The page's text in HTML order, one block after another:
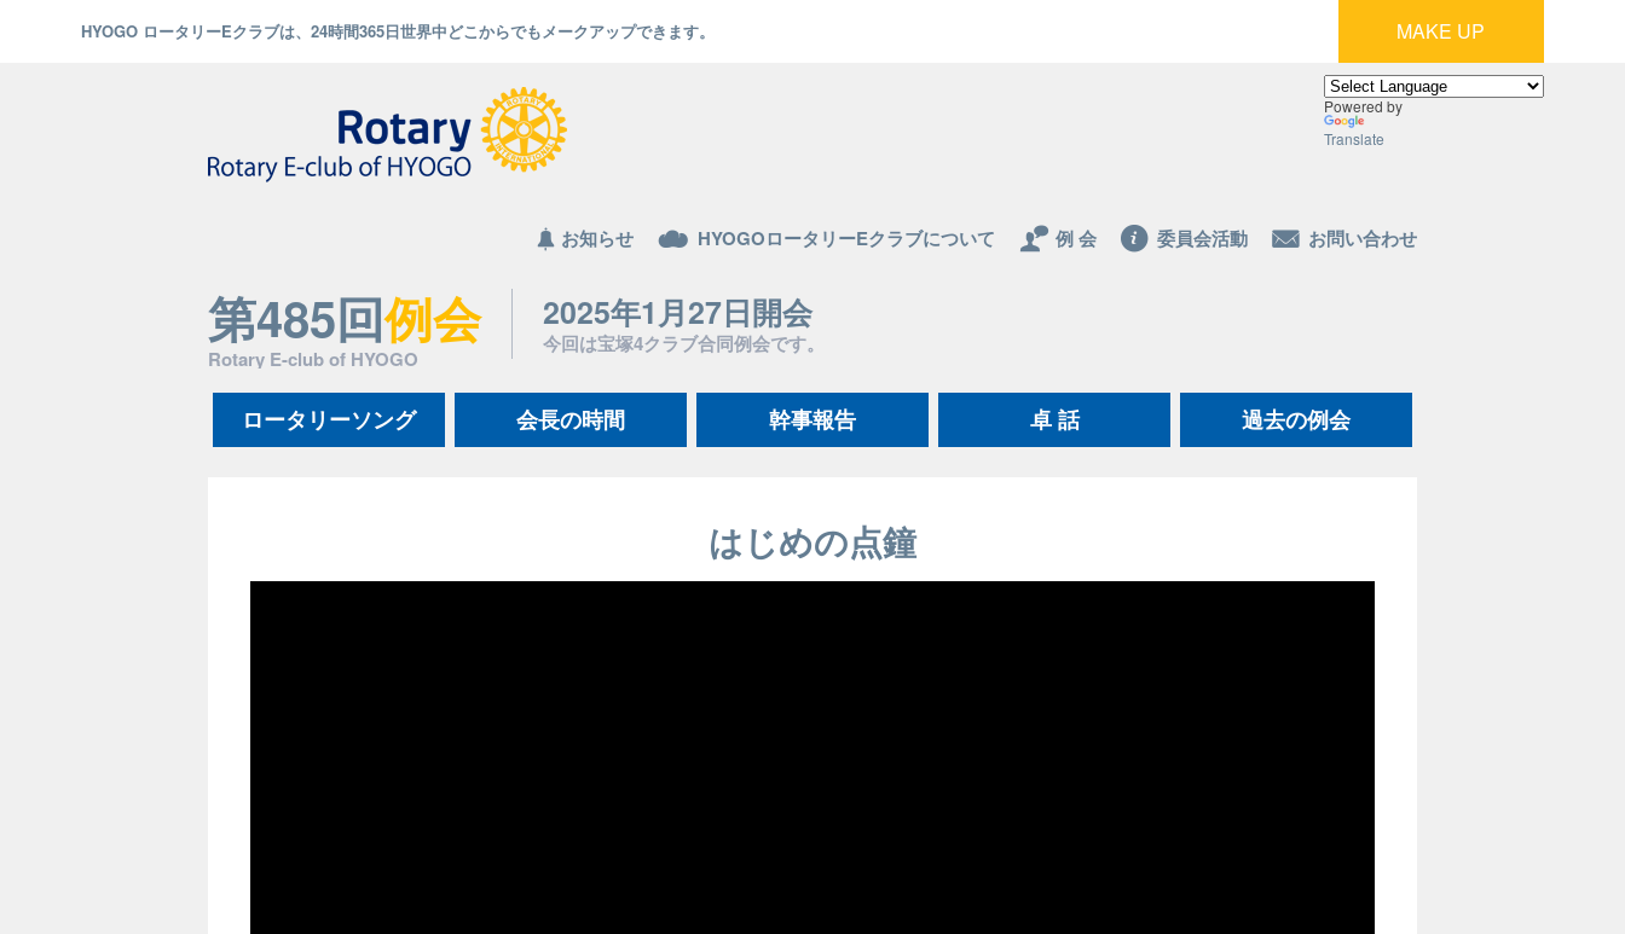
HYOGO ロータリーEクラブは、24時間365日世界中どこからでもメークアップできます。 MAKE UP
Powered by
Translate
お知らせ HYOGOロータリーEクラブについて 例 会 委員会活動 お問い合わせ
第485回例会
Rotary E-club of HYOGO
2025年1月27日開会
今回は宝塚4クラブ合同例会です。
ロータリーソング 会長の時間 幹事報告 卓 話 過去の例会
はじめの点鐘